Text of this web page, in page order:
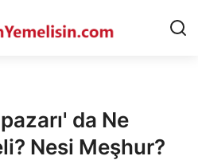
da Ne
Nesi Meşhur?